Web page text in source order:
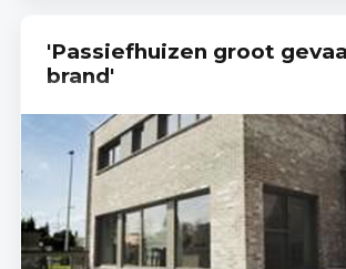
'Passiefhuizen groot
brand'